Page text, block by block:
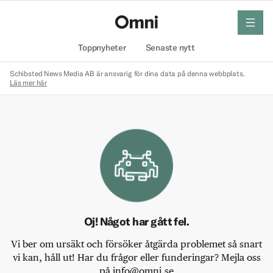
Toppnyheter Senaste nytt
meny
Schibsted News Media AB är ansvarig för dina data på denna webbplats.
Läs mer här
Oj! Något har gått fel.
Vi ber om ursäkt och försöker åtgärda problemet så snart
vi kan, håll ut! Har du frågor eller funderingar? Mejla oss